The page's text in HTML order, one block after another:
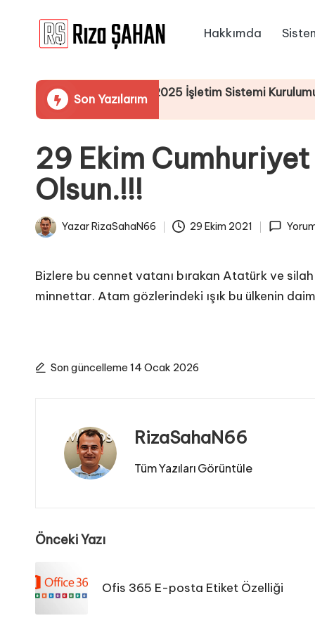
content
ı
z
a
Ş
A
H
N
Bilgi
Paylaşım
Portalı
Hakkımda
Son Yazılarım
Windows Server 2025 İşletim Sistemi Kurulumu
29 Ekim Cumhuriyet
Olsun.!!!
Posted
Yazar RizaSahaN66 29 Ekim 2021
Bizlere bu cennet vatanı bırakan Atatürk ve
minnettar. Atam gözlerindeki ışık bu ülkenin
Son güncelleme 14 Ocak 2026
RizaSahaN66
Tüm Yazıları Görüntüle
Post
navigation
Önceki Yazı
Ofis 365 E-posta Etiket Özelliği